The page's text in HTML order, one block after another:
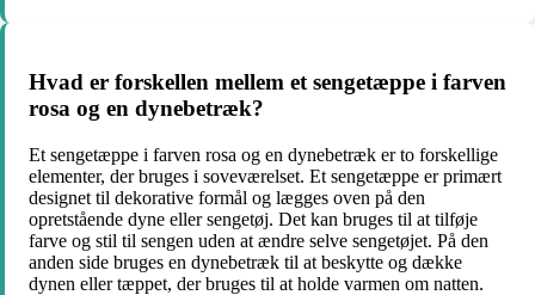
Hvad er forskellen mellem et sengetæppe i farven
rosa og en dynebetræk?
Et sengetæppe i farven rosa og en dynebetræk er to forskellige
elementer, der bruges i soveværelset. Et sengetæppe er primært
designet til dekorative formål og lægges oven på den
opretstående dyne eller sengetøj. Det kan bruges til at tilføje
farve og stil til sengen uden at ændre selve sengetøjet. På den
anden side bruges en dynebetræk til at beskytte og dække
dynen eller tæppet, der bruges til at holde varmen om natten.